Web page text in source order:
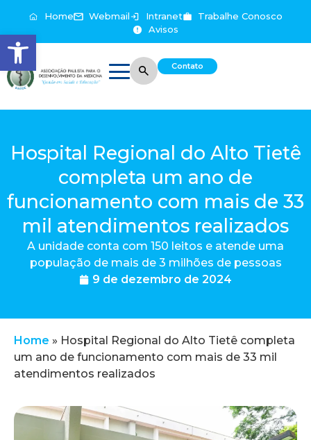
Abrir a barra de ferramentas
Home Webmail Intranet
Trabalhe Conosco
Avisos
Contato
Hospital Regional do Alto Tietê
completa um ano de
funcionamento com mais de 33
mil atendimentos realizados
A unidade conta com 150 leitos e atende uma
população de mais de 3 milhões de pessoas
9 de dezembro de 2024
Home » Hospital Regional do Alto Tietê completa
um ano de funcionamento com mais de 33 mil
atendimentos realizados